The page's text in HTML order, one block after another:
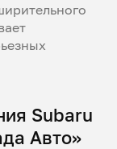
Subaru
Авто»